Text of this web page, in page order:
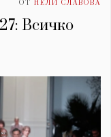
ОТ НЕЛИ СЛАВОВА
Всичко